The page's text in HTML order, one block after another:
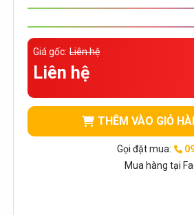
Giá gốc: Liên hệ
Liên hệ
THÊM VÀO GIỎ
Gọi đặt mua:
Mua hàng tại